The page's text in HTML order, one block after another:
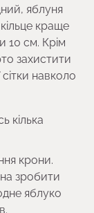
яблуня
краще
10 см. Крім
захистити
навколо
кілька
крони.
зробити
яблуко